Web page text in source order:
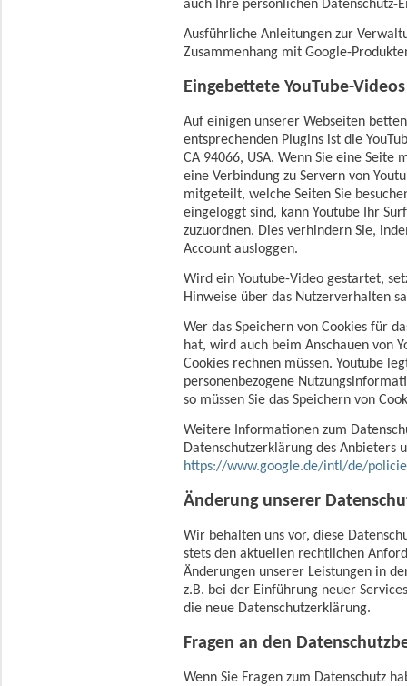
auch Ihre persönlichen Datenschutz-
Ausführliche Anleitungen zur
Zusammenhang mit Google-
Eingebettete YouTube-Videos
Auf einigen unserer Webseiten
entsprechenden Plugins ist die
CA 94066, USA. Wenn Sie eine Seite
eine Verbindung zu Servern von
mitgeteilt, welche Seiten Sie
eingeloggt sind, kann Youtube Ihr
zuzuordnen. Dies verhindern Sie,
Account ausloggen.
Wird ein Youtube-Video gestartet,
Hinweise über das Nutzerverhalten
Wer das Speichern von Cookies für
hat, wird auch beim Anschauen von
Cookies rechnen müssen. Youtube
personenbezogene
so müssen Sie das Speichern von
Weitere Informationen zum
Datenschutzerklärung des Anbieters
https://www.google.de/intl/de/
Änderung unserer
Wir behalten uns vor, diese
stets den aktuellen rechtlichen
Änderungen unserer Leistungen in
z.B. bei der Einführung neuer
die neue Datenschutzerklärung.
Fragen an den
Wenn Sie Fragen zum Datenschutz